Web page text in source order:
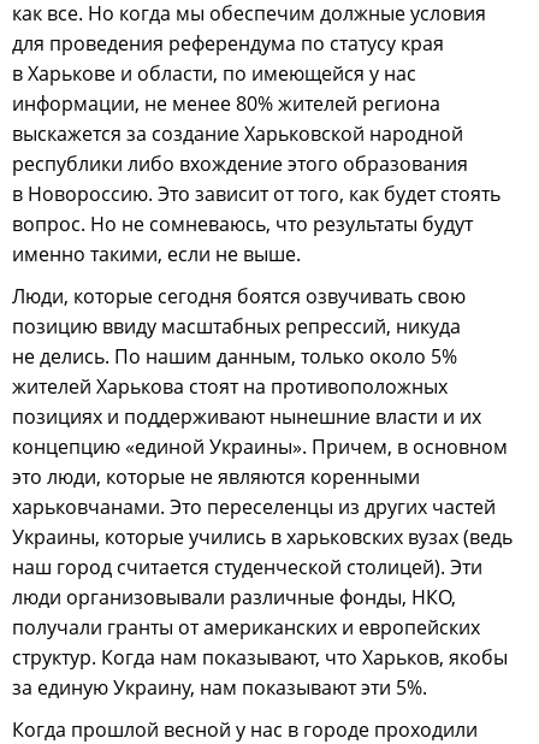
как все. Но когда мы обеспечим должные условия
для проведения референдума по статусу края
в Харькове и области, по имеющейся у нас
информации, не менее 80% жителей региона
выскажется за создание Харьковской народной
республики либо вхождение этого образования
в Новороссию. Это зависит от того, как будет стоять
вопрос. Но не сомневаюсь, что результаты будут
именно такими, если не выше.
Люди, которые сегодня боятся озвучивать свою
позицию ввиду масштабных репрессий, никуда
не делись. По нашим данным, только около 5%
жителей Харькова стоят на противоположных
позициях и поддерживают нынешние власти и их
концепцию «единой Украины». Причем, в основном
это люди, которые не являются коренными
харьковчанами. Это переселенцы из других частей
Украины, которые учились в харьковских вузах (ведь
наш город считается студенческой столицей). Эти
люди организовывали различные фонды, НКО,
получали гранты от американских и европейских
структур. Когда нам показывают, что Харьков, якобы
за единую Украину, нам показывают эти 5%.
Когда прошлой весной у нас в городе проходили